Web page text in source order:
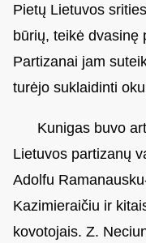
Pietų Lietuvos
būrių, teikė dvasinę
Partizanai jam
turėjo suklaidinti
Kunigas buvo
Lietuvos partizanų
Adolfu
Kazimieraičiu ir
kovotojais. Z.